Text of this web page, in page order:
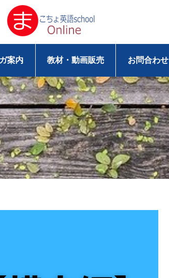
案内 教材・動画販売 お問合わせ